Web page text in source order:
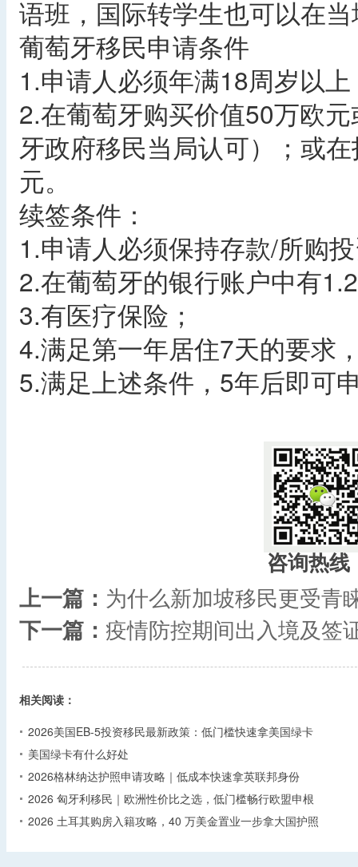
语班，国际转学生也可以在
葡萄牙移民申请条件
1.申请人必须年满18周岁以
2.在葡萄牙购买价值50万欧
牙政府移民当局认可）；或
元。
续签条件：
1.申请人必须保持存款/所购
2.在葡萄牙的银行账户中有
3.有医疗保险；
4.满足第一年居住7天的要求
5.满足上述条件，5年后即可
咨询热线
上一篇： 为什么新加坡移民更受青
下一篇： 疫情防控期间出入境及签
相关阅读：
2026美国EB-5投资移民最新政策：低门槛快速拿美国绿卡
美国绿卡有什么好处
2026格林纳达护照申请攻略｜低成本快速拿英联邦身份
2026 匈牙利移民｜欧洲性价比之选，低门槛畅行欧盟申根
2026 土耳其购房入籍攻略，40 万美金置业一步拿大国护照